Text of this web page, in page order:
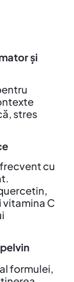
și
stres
cu
vitamina C
formulei,